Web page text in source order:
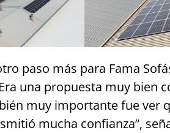
paso más para Fama
una propuesta muy bien
muy importante fue ver
mucha confianza”,